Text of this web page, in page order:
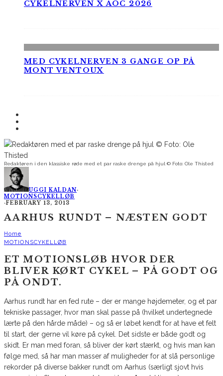
CYKELNERVEN X AOC 2026
MED CYKELNERVEN 3 GANGE OP PÅ
MONT VENTOUX
Redaktøren i den klassiske røde med et par raske drenge på hjul © Foto: Ole Thisted
UGGI KALDAN·
MOTIONSCYKELLØB
·FEBRUARY 13, 2013
AARHUS RUNDT – NÆSTEN GODT
Home
MOTIONSCYKELLØB
ET MOTIONSLØB HVOR DER
BLIVER KØRT CYKEL – PÅ GODT OG
PÅ ONDT.
Aarhus rundt har en fed rute – der er mange højdemeter, og et par
tekniske passager, hvor man skal passe på (hvilket undertegnede
lærte på den hårde måde) – og så er løbet kendt for at have et felt
til start, der gerne vil køre på cykel. Det sidste er både godt og
skidt. Er man med foran, så bliver der kørt stærkt, og hvis man kan
følge med, så har man masser af muligheder for at slå personlige
rekorder på diverse bakker rundt om Aarhus (særligt sjovt hvis